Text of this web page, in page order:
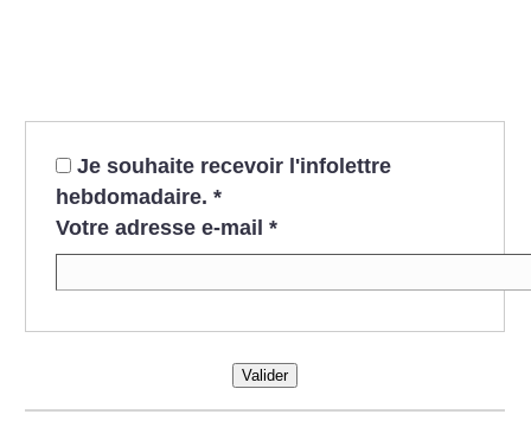
Je souhaite recevoir l'infolettre
hebdomadaire. *
Votre adresse e-mail *
Valider